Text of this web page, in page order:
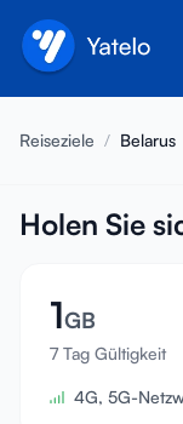
Über uns
Freund
Partner werden
Hilfezentrum
Reiseziele / Belarus
Holen Sie
1GB
7 Tag Gültigkeit
4G, 5G-